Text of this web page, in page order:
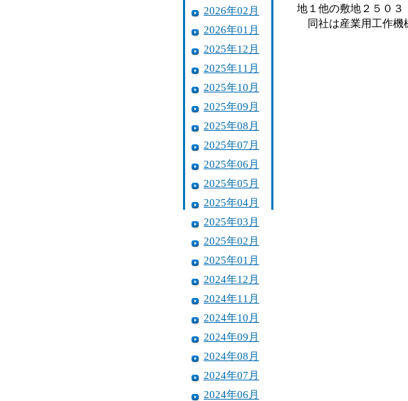
2026年02月
2026年01月
2025年12月
2025年11月
2025年10月
2025年09月
2025年08月
2025年07月
2025年06月
2025年05月
2025年04月
2025年03月
2025年02月
2025年01月
2024年12月
2024年11月
2024年10月
2024年09月
2024年08月
2024年07月
2024年06月
地１他の敷地２５０３
同社は産業用工作機